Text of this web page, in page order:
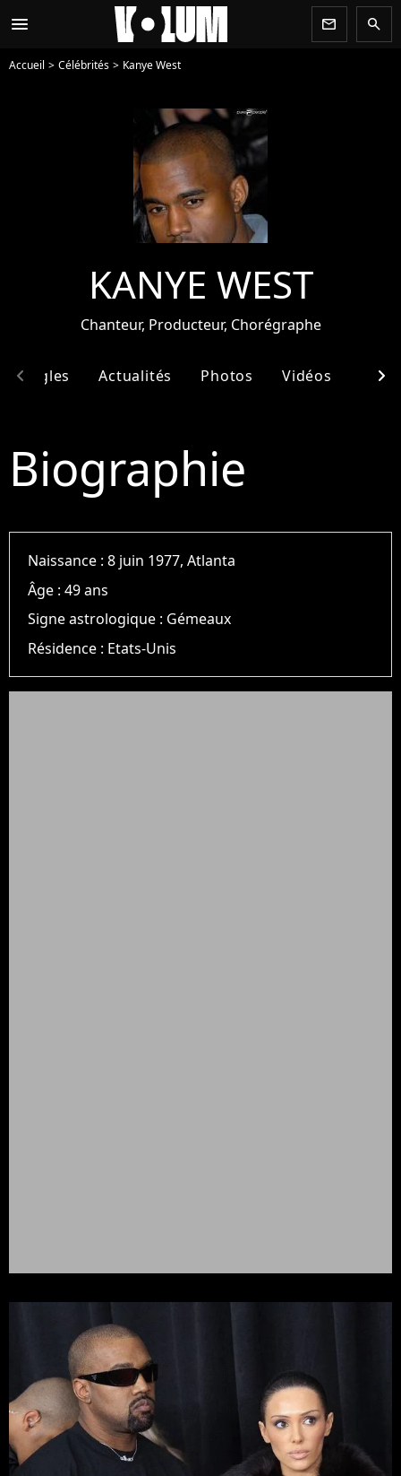
menu newsletter search
Accueil Célébrités Kanye West
KANYE WEST
Chanteur, Producteur, Chorégraphe
Singles Actualités Photos Vidéos
chevron_left chevron_right
Biographie
Naissance :8 juin 1977, Atlanta
Âge :49 ans
Signe astrologique : Gémeaux
Résidence : Etats-Unis